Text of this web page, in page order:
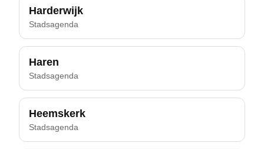
Harderwijk
Stadsagenda
Haren
Stadsagenda
Heemskerk
Stadsagenda